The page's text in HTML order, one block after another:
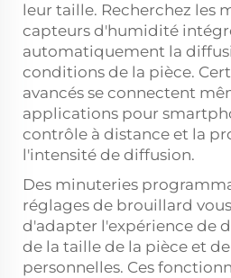
leur taille. Recherchez les
capteurs d'humidité
automatiquement la
conditions de la pièce.
avancés se connectent
applications pour
contrôle à distance et la
l'intensité de diffusion.
Des minuteries
réglages de brouillard
d'adapter l'expérience de
de la taille de la pièce et
personnelles. Ces